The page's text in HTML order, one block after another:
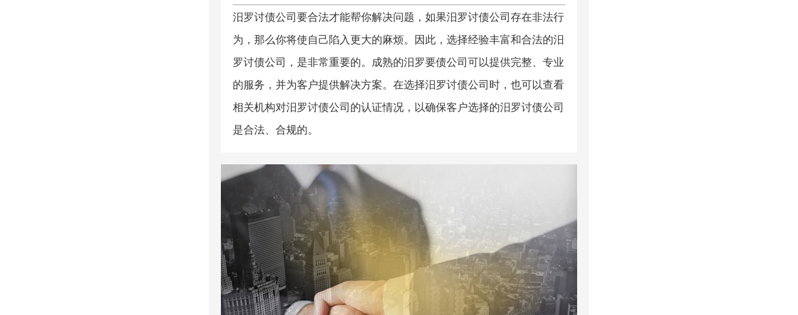
汨罗讨债公司要合法才能帮你解决问题，如果汨罗讨债公司存在非法行
为，那么你将使自己陷入更大的麻烦。因此，选择经验丰富和合法的汨
罗讨债公司，是非常重要的。成熟的汨罗要债公司可以提供完整、专业
的服务，并为客户提供解决方案。在选择汨罗讨债公司时，也可以查看
相关机构对汨罗讨债公司的认证情况，以确保客户选择的汨罗讨债公司
是合法、合规的。